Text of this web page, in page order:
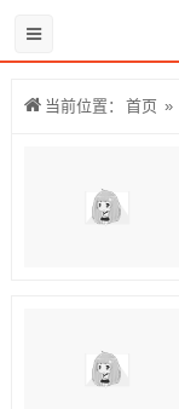
当前位置： 首页 »